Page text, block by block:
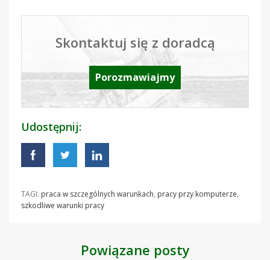
Skontaktuj się z doradcą
Porozmawiajmy
Udostępnij:
TAGI: praca w szczególnych warunkach, pracy przy komputerze,
szkodliwe warunki pracy
Powiązane posty